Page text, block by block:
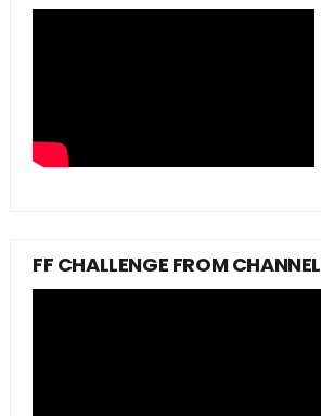
FF CHALLENGE FROM CHANNEL